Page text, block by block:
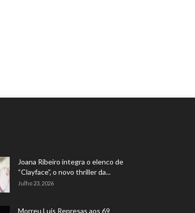
Joana Ribeiro integra o elenco de
“Clayface”, o novo thriller da...
Julho 23, 2026
Morreu Luís Represas aos 69